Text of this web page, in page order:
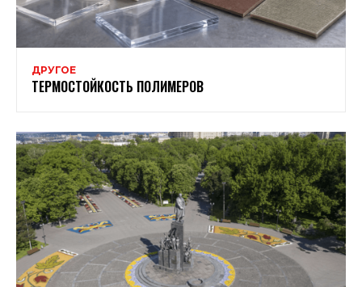
ДРУГОЕ
ТЕРМОСТОЙКОСТЬ ПОЛИМЕРОВ